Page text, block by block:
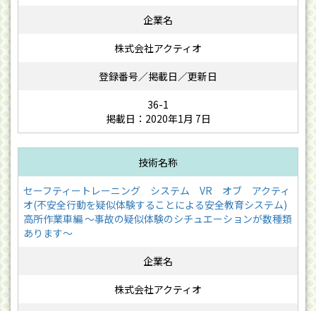
株式会社アクティオ
36-1
掲載日：2020年1月 7日
セーフティートレーニング システム VR オブ アクティ
オ(不安全行動を疑似体験することによる安全教育システム)
高所作業車編 ～事故の疑似体験のシチュエーションが数種類
あります～
株式会社アクティオ